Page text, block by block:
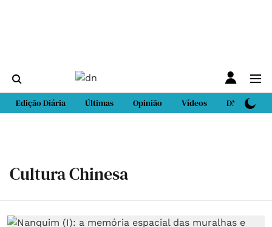
Edição Diária Últimas Opinião Vídeos DN Sport
Cultura Chinesa